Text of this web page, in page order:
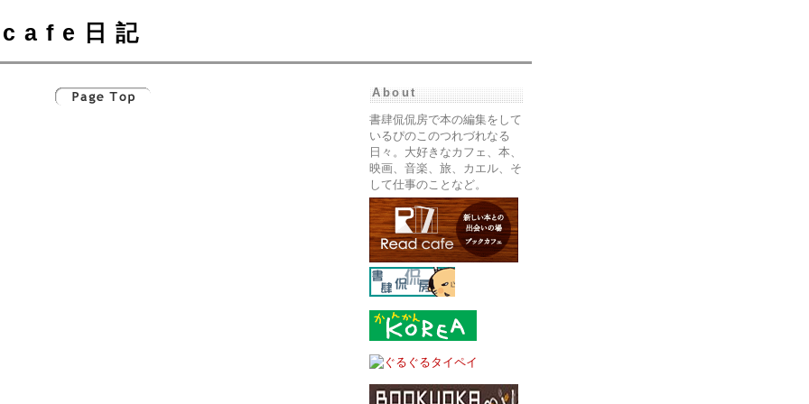
cafe日記
About
書肆侃侃房で本の編集をして
いるぴのこのつれづれなる
日々。大好きなカフェ、本、
映画、音楽、旅、カエル、そ
して仕事のことなど。